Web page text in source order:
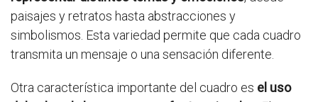
paisajes y retratos hasta abstracciones y
simbolismos. Esta variedad permite que cada cuadro
transmita un mensaje o una sensación diferente.
Otra característica importante del cuadro es el uso